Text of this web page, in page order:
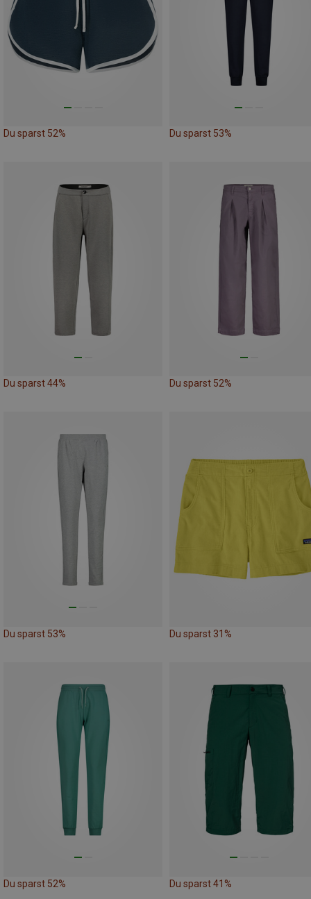
Du sparst 52% Du sparst 53%
Du sparst 44% Du sparst 52%
Du sparst 53% Du sparst 31%
Du sparst 52% Du sparst 41%